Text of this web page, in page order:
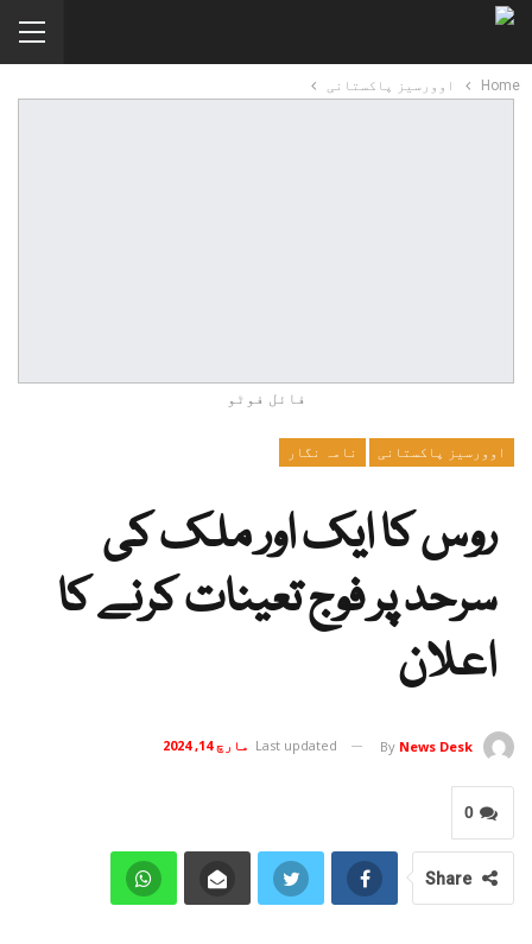
Home اوورسیز پاکستانی
فائل فوٹو
اوورسیز پاکستانی نامہ نگار
روس کا ایک اور ملک کی
سرحد پر فوج تعینات کرنے کا
اعلان
By News Desk
Last updated مارچ 14, 2024
0
Share